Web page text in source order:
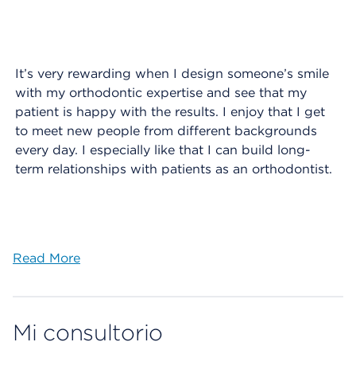
It’s very rewarding when I design someone’s smile
with my orthodontic expertise and see that my
patient is happy with the results. I enjoy that I get
to meet new people from different backgrounds
every day. I especially like that I can build long-
term relationships with patients as an orthodontist.
Read More
Mi consultorio